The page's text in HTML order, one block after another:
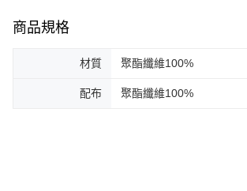
商品規格
材質 聚酯纖維100%
配布 聚酯纖維100%